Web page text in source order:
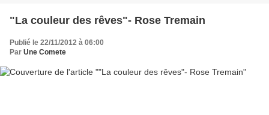
"La couleur des rêves"- Rose Tremain
Publié le 22/11/2012 à 06:00
Par Une Comete